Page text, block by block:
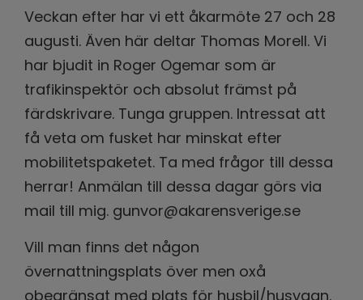
Veckan efter har vi ett åkarmöte 27 och 28
augusti. Även här deltar Thomas Morell. Vi
har bjudit in Roger Ogemar som är
trafikinspektör och absolut främst på
färdskrivare. Tunga gruppen. Intressat att
få veta om fusket har minskat efter
mobilitetspaketet. Ta med frågor till dessa
herrar! Anmälan till dessa dagar görs via
mail till mig. gunvor@akarensverige.se
Vill man finns det någon
övernattningsplats över men oxå
obegränsat med plats för husbil/husvagn.